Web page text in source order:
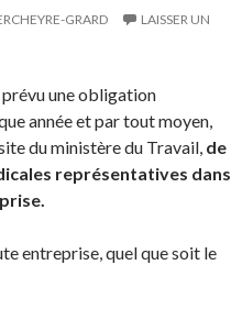
GRARD
LAISSER UN
une obligation
année et par tout moyen,
du ministère du Travail, de
représentatives dans
entreprise, quel que soit le